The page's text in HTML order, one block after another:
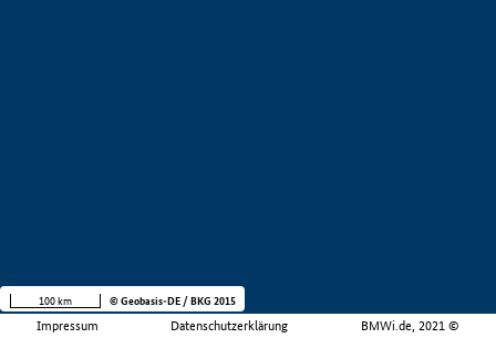
Impressum Datenschutzerklärung BMWi.de, 2021 ©
100 km © Geobasis-DE / BKG 2015